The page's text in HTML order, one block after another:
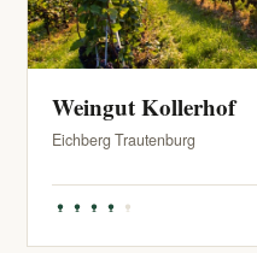
Weingut Kollerhof
Eichberg Trautenburg